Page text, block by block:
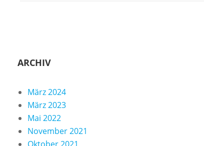
ARCHIV
März 2024
März 2023
Mai 2022
November 2021